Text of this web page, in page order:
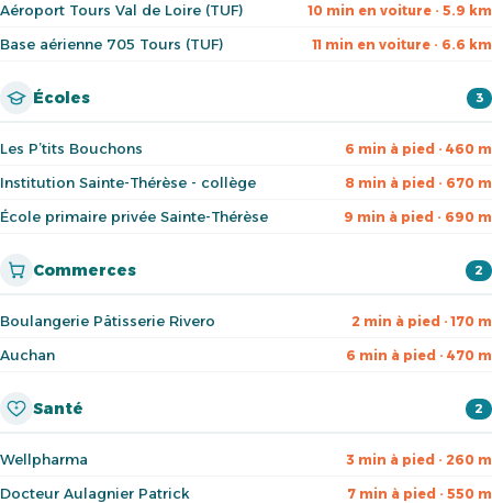
Aéroport Tours Val de Loire (TUF) 10 min en voiture · 5.9 km
Base aérienne 705 Tours (TUF) 11 min en voiture · 6.6 km
Écoles 3
Les P’tits Bouchons 6 min à pied · 460 m
Institution Sainte-Thérèse - collège 8 min à pied · 670 m
École primaire privée Sainte-Thérèse 9 min à pied · 690 m
Commerces 2
Boulangerie Pâtisserie Rivero 2 min à pied · 170 m
Auchan 6 min à pied · 470 m
Santé 2
Wellpharma 3 min à pied · 260 m
Docteur Aulagnier Patrick 7 min à pied · 550 m